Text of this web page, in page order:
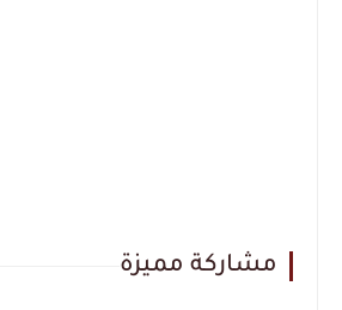
مشاركة مميزة